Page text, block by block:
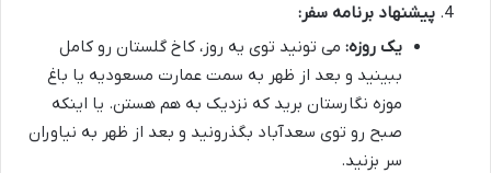
پیشنهاد برنامه سفر:
یک روزه: می تونید توی یه روز، کاخ گلستان رو کامل
ببینید و بعد از ظهر به سمت عمارت مسعودیه یا باغ
موزه نگارستان برید که نزدیک به هم هستن. یا اینکه
صبح رو توی سعدآباد بگذرونید و بعد از ظهر به نیاوران
سر بزنید.